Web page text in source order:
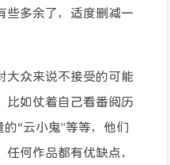
二月 2026
2篇
些多余了，适度删减一
大众来说不接受的可能
比如仗着自己看番阅历
“云小鬼”等等，他们
何作品都有优缺点，